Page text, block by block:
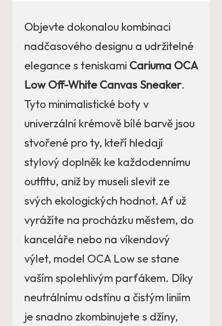
Objevte dokonalou kombinaci
nadčasového designu a udržitelné
elegance s teniskami Cariuma OCA
Low Off-White Canvas Sneaker.
Tyto minimalistické boty v
univerzální krémově bílé barvě jsou
stvořené pro ty, kteří hledají
stylový doplněk ke každodennímu
outfitu, aniž by museli slevit ze
svých ekologických hodnot. Ať už
vyrážíte na procházku městem, do
kanceláře nebo na víkendový
výlet, model OCA Low se stane
vaším spolehlivým parťákem. Díky
neutrálnímu odstínu a čistým liniím
je snadno zkombinujete s džíny,